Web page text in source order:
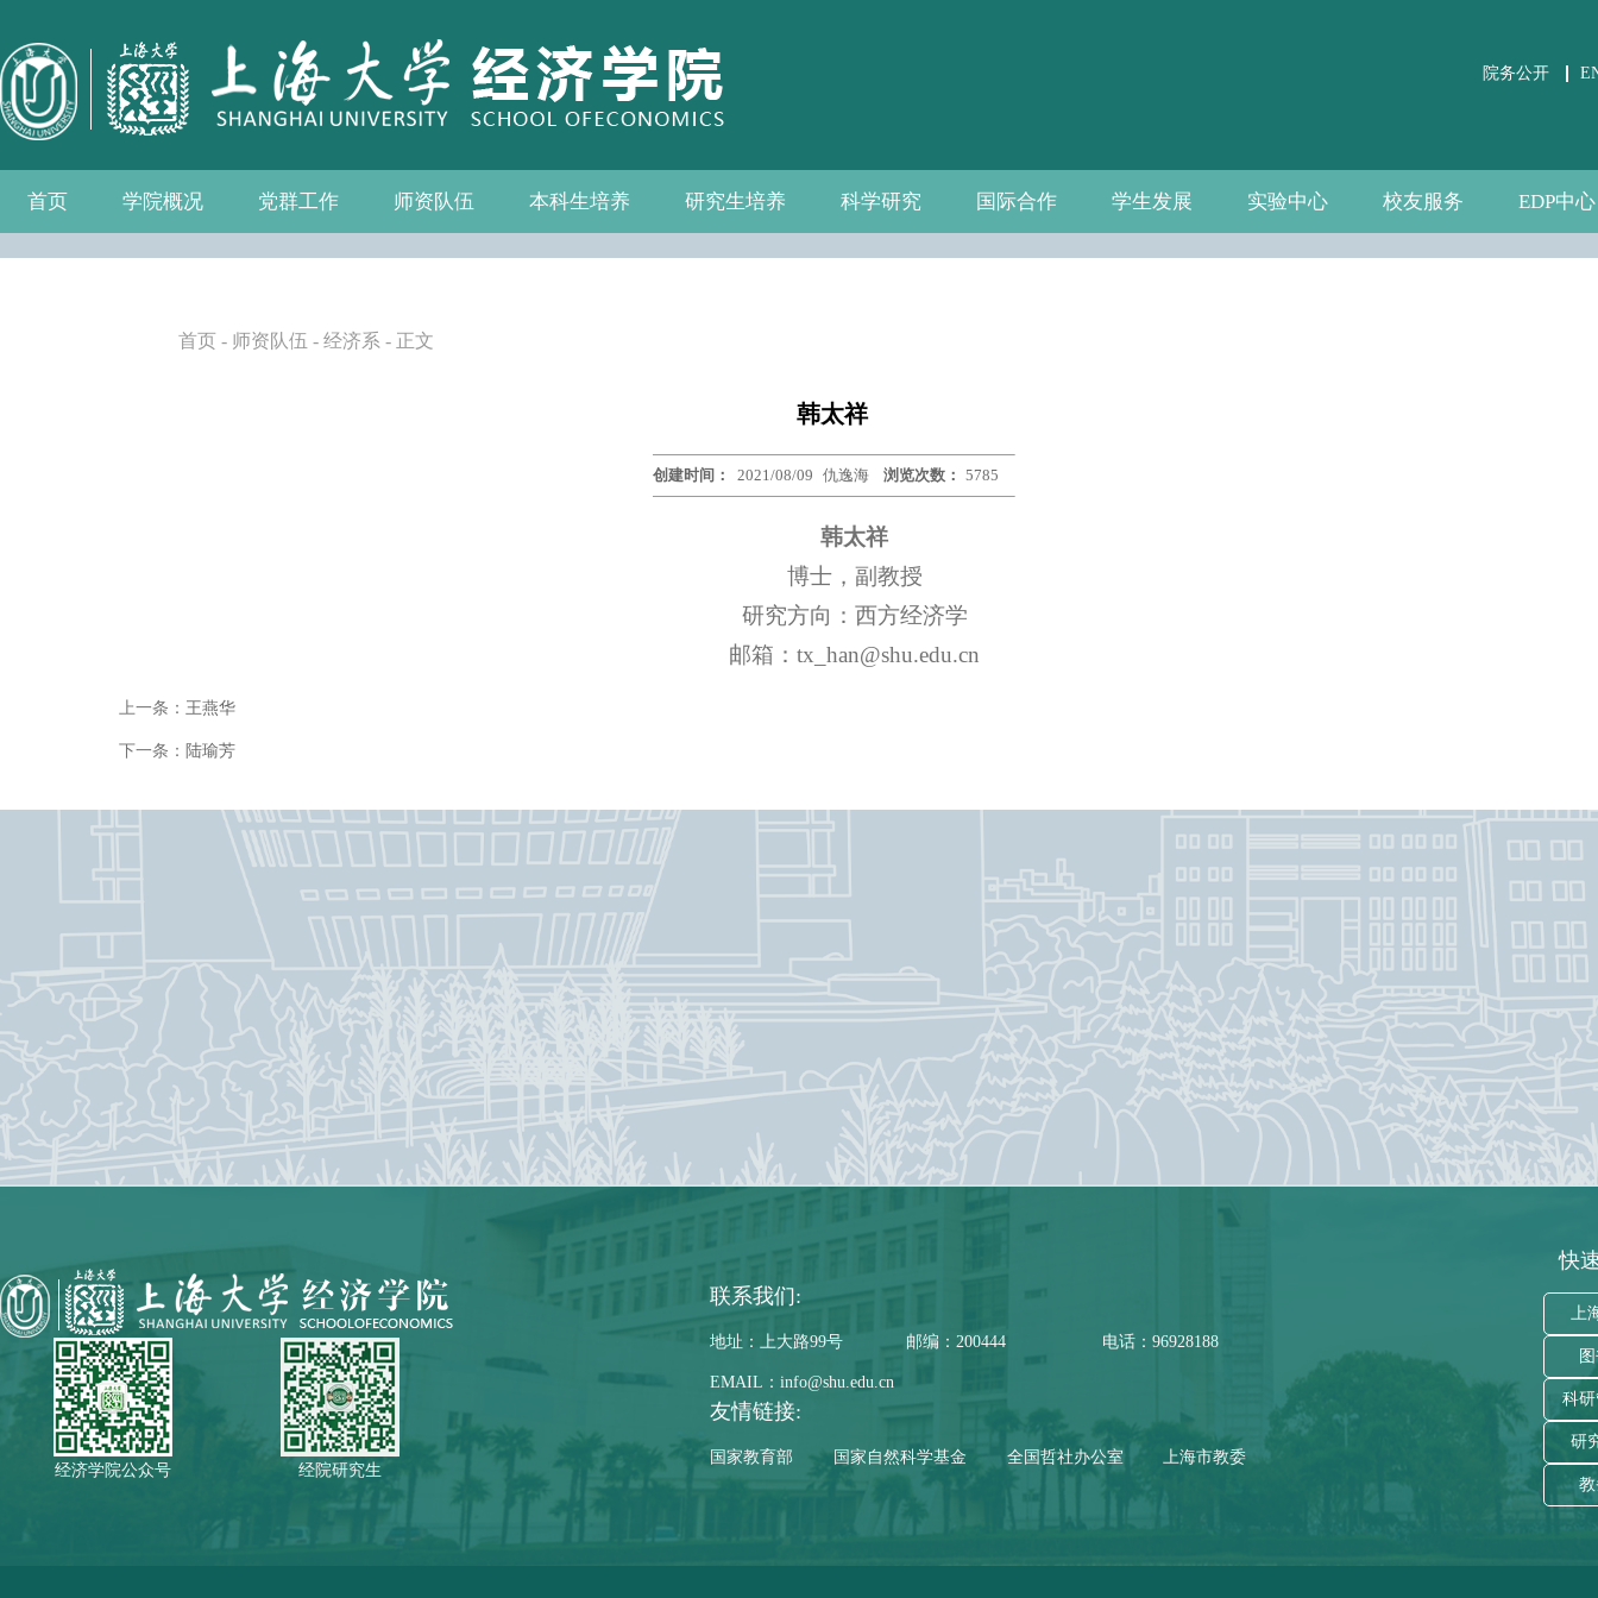
院务公开
首页 学院概况
学院介绍 学院简介
发展历程
历任院长
现任领导
组织机构
学院愿景
党群工作
党务公开
党的建设
群众团体 工会
青联会
妇委会
退管会
学院制度
师资队伍
教师名录 系—中心名录
教授
人事专栏
招聘信息
博士后流动站
本科生培养
教务通知
教学管理
相关下载
教学成果
研究生培养
教务通知
培养方案
相关下载
科学研究
科研通知
科研新闻
学术活动
国际合作
国际交流
合作机构
联系我们
学生发展
学生事务
党团建设
课外培养
职业发展
实验中心
关于实验中心
通知公告
规章制度
数据资源
虚仿实验平台
自建资源
公共微观数据
相关文件下载
校友服务
分会介绍
校友活动
校友风采
EDP中心
中心介绍
新闻通告
师资团队
联系我们
首页 - 师资队伍 - 经济系 - 正文
韩太祥
创建时间： 2021/08/09 仇逸海 浏览次数： 5785
韩太祥
博士，副教授
研究方向：西方经济学
邮箱：tx_han@shu.edu.cn
上一条： 王燕华
下一条： 陆瑜芳
经济学院公众号 经院研究生
联系我们:
地址：上大路99号 邮编：200444 电话：96928188
EMAIL：info@shu.edu.cn
友情链接:
国家教育部 国家自然科学基金 全国哲社办公室 上海市教委
快
上
科
研